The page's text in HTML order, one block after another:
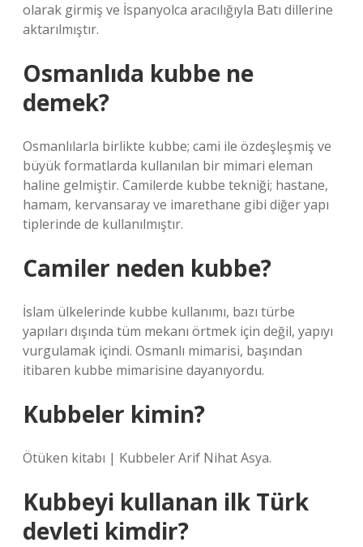
olarak girmiş ve İspanyolca aracılığıyla Batı dillerine
aktarılmıştır.
Osmanlıda kubbe ne
demek?
Osmanlılarla birlikte kubbe; cami ile özdeşleşmiş ve
büyük formatlarda kullanılan bir mimari eleman
haline gelmiştir. Camilerde kubbe tekniği; hastane,
hamam, kervansaray ve imarethane gibi diğer yapı
tiplerinde de kullanılmıştır.
Camiler neden kubbe?
İslam ülkelerinde kubbe kullanımı, bazı türbe
yapıları dışında tüm mekanı örtmek için değil, yapıyı
vurgulamak içindi. Osmanlı mimarisi, başından
itibaren kubbe mimarisine dayanıyordu.
Kubbeler kimin?
Ötüken kitabı | Kubbeler Arif Nihat Asya.
Kubbeyi kullanan ilk Türk
devleti kimdir?